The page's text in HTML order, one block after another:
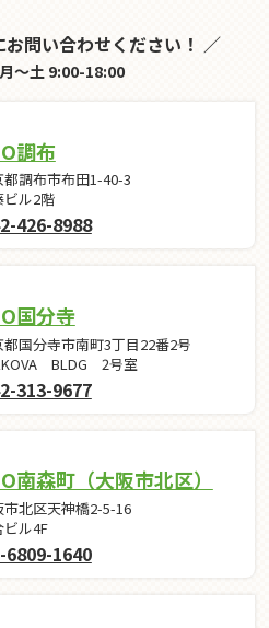
問い合わせください！ ／
～土 9:00-18:00
調布
都調布市布田1-40-3
ビル2階
426-8988
国分寺
都国分寺市南町3丁目22番2号
BLDG 2号室
313-9677
南森町（大阪市北区）
市北区天神橋2-5-16
ビル4F
6809-1640